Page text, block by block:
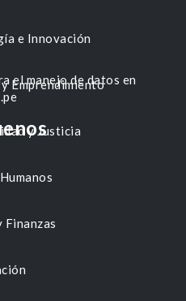
e Innovación
Emprendimiento
y Justicia
Finanzas
el manejo de datos en